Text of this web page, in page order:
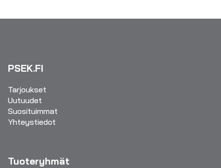
PSEK.FI
Tarjoukset
Uutuudet
Suosituimmat
Yhteystiedot
Tuoteryhmät